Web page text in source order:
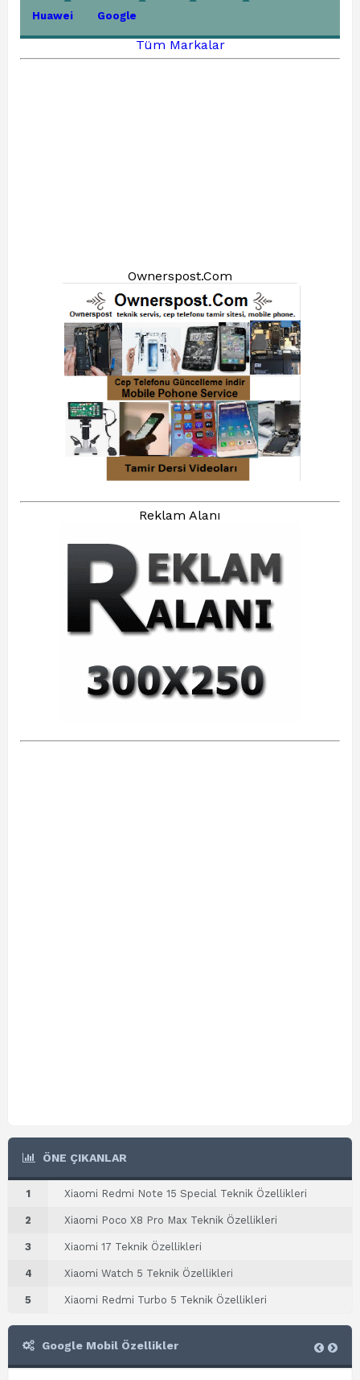
Huawei Google
Tüm Markalar
Ownerspost.Com
Reklam Alanı
ÖNE ÇIKANLAR
1 Xiaomi Redmi Note 15 Special Teknik Özellikleri
2 Xiaomi Poco X8 Pro Max Teknik Özellikleri
3 Xiaomi 17 Teknik Özellikleri
4 Xiaomi Watch 5 Teknik Özellikleri
5 Xiaomi Redmi Turbo 5 Teknik Özellikleri
Google Mobil Özellikler